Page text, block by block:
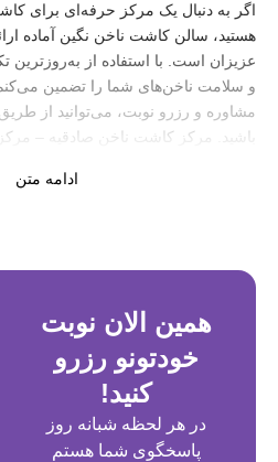
اگر به دنبال یک مرکز حرفه‌ای برای
هستید، سالن کاشت ناخن نگین آماده
عزیزان است. با استفاده از به‌روزترین
و سلامت ناخن‌های شما را تضمین
مشاوره و رزرو نوبت، می‌توانید از
مرکز کاشت ناخن صادقیه –
ادامه متن
همین الان نوبت
خودتونو رزرو
کنید!
در هر لحظه شبانه روز
پاسخگوی شما هستم